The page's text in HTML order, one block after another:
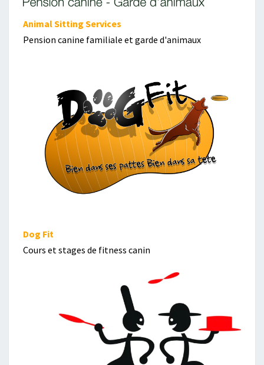
Animal Sitting Services
Pension canine familiale et garde d'animaux
Dog Fit
Cours et stages de fitness canin